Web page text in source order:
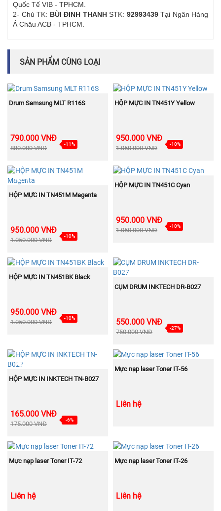
Quốc Tế VIB - TPHCM.
2- Chủ TK: BÙI ĐINH THANHSTK: 92993439Tại Ngân Hàng
Á Châu ACB - TPHCM.
SẢN PHẨM CÙNG LOẠI
MUA NGAY
Drum Samsung MLT R116S
790.000 VNĐ
880.000 VNĐ
-11%
NEW
MUA NGAY
HỘP MỰC IN TN451Y Yellow
950.000 VNĐ
1.050.000 VNĐ
-10%
NEW
MUA NGAY
HỘP MỰC IN TN451M Magenta
950.000 VNĐ
1.050.000 VNĐ
-10%
NEW
MUA NGAY
HỘP MỰC IN TN451C Cyan
950.000 VNĐ
1.050.000 VNĐ
-10%
NEW
MUA NGAY
HỘP MỰC IN TN451BK Black
950.000 VNĐ
1.050.000 VNĐ
-10%
NEW
MUA NGAY
CỤM DRUM INKTECH DR-B027
550.000 VNĐ
750.000 VNĐ
-27%
NEW
MUA NGAY
HỘP MỰC IN INKTECH TN-B027
165.000 VNĐ
175.000 VNĐ
-6%
BÁN
CHẠY
MUA NGAY
Mực nạp laser Toner IT-56
Liên hệ
BÁN
CHẠY
MUA NGAY
Mực nạp laser Toner IT-72
Liên hệ
BÁN
CHẠY
MUA NGAY
Mực nạp laser Toner IT-26
Liên hệ